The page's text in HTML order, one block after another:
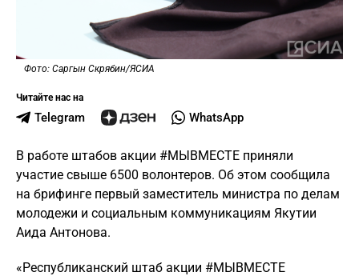
Фото: Саргын Скрябин/ЯСИА
Читайте нас на
Telegram WhatsApp
В работе штабов акции #МЫВМЕСТЕ приняли
участие свыше 6500 волонтеров. Об этом сообщила
на брифинге первый заместитель министра по делам
молодежи и социальным коммуникациям Якутии
Аида Антонова.
«Республиканский штаб акции #МЫВМЕСТЕ